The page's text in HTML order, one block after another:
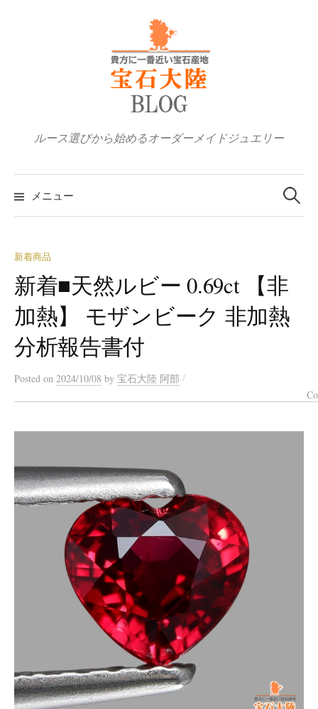
ルース選びから始めるオーダーメイドジュエリー
メニュー
検
索:
新着商品
新着■天然ルビー 0.69ct 【非
加熱】 モザンビーク 非加熱
分析報告書付
Posted on 2024/10/08 by 宝石大陸 阿部 /